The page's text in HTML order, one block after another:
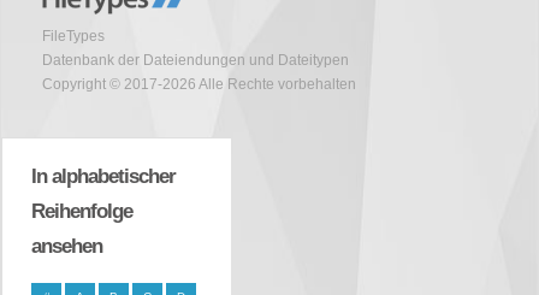
FileTypes
Datenbank der Dateiendungen und Dateitypen
Copyright © 2017-2026 Alle Rechte vorbehalten
In alphabetischer
Reihenfolge
ansehen